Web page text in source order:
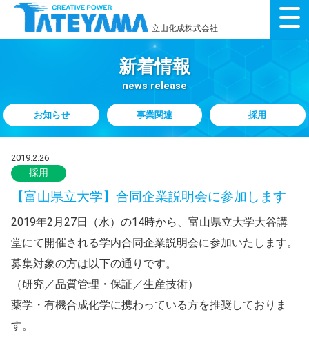
立山化成株式会社
新着情報
news release
お知らせ 事業関連 採用
2019.2.26
採用
【富山県立大学】合同企業説明会に参加します
2019年2月27日（水）の14時から、富山県立大学大谷講
堂にて開催される学内合同企業説明会に参加いたします。
募集対象の方は以下の通りです。
（研究／品質管理・保証／生産技術）
薬学・有機合成化学に携わっている方を推奨しておりま
す。